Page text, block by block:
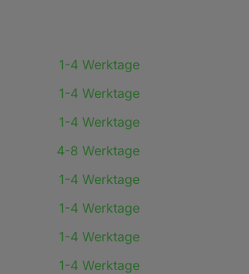
1-4 Werktage
1-4 Werktage
1-4 Werktage
4-8 Werktage
1-4 Werktage
1-4 Werktage
1-4 Werktage
1-4 Werktage